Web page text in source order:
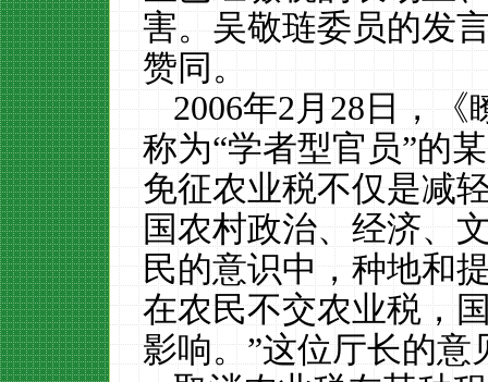
害。吴敬琏委员的发
赞同。
2006年2月28日，
称为“学者型官员”的
免征农业税不仅是减
国农村政治、经济、
民的意识中，种地和
在农民不交农业税，
影响。”这位厅长的意